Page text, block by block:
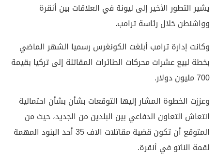
يشير التطور الأخير إلى ليونة في العلاقات بين أنقرة
وواشنطن خلال رئاسة ترامب.
وكانت إدارة ترامب أبلغت الكونغرس رسميا الشهر الماضي
بخطة لبيع عشرات محركات الطائرات المقاتلة إلى تركيا بقيمة
700 مليون دولار.
وعززت الخطوة المشار إليها التوقعات بشأن بشأن احتمالية
انتعاش التعاون الدفاعي بين البلدين من الجديد، حيث من
المتوقع أن تكون قضية مقاتلات الاف 35 أحد البنود المهمة
لقمة الناتو في أنقرة.